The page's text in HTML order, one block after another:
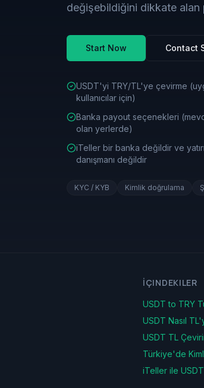
değişebildiğini dikkate
Start Now Contact
USDT'yi TRY/TL'ye çevirme
kullanıcılar için)
Banka payout seçenekleri
olan yerlerde)
iTeller bir banka değildir ve
danışmanı değildir
KYC / KYB Kimlik doğrulama
İÇINDEKILER
USDT to TRY
USDT Nasıl
USDT TL
Türkiye'de
iTeller ile